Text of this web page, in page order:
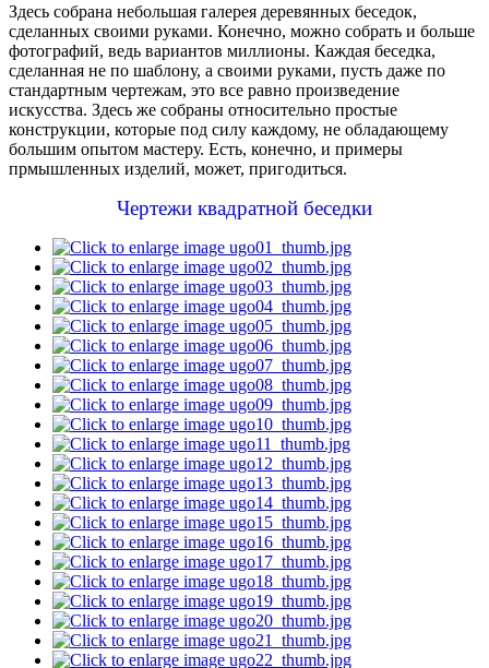
Здесь собрана небольшая галерея деревянных беседок,
сделанных своими руками. Конечно, можно собрать и больше
фотографий, ведь вариантов миллионы. Каждая беседка,
сделанная не по шаблону, а своими руками, пусть даже по
стандартным чертежам, это все равно произведение
искусства. Здесь же собраны относительно простые
конструкции, которые под силу каждому, не обладающему
большим опытом мастеру. Есть, конечно, и примеры
прмышленных изделий, может, пригодиться.
Чертежи квадратной беседки